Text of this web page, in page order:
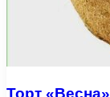
Торт «Весна»